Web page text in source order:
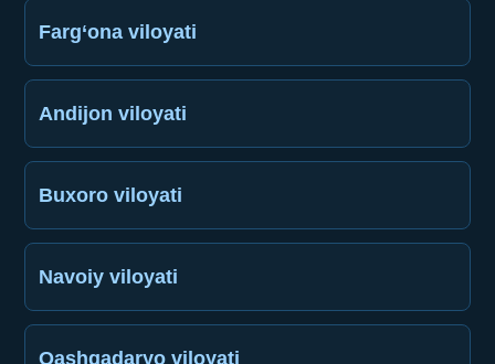
Farg‘ona viloyati
Andijon viloyati
Buxoro viloyati
Navoiy viloyati
Qashqadaryo viloyati